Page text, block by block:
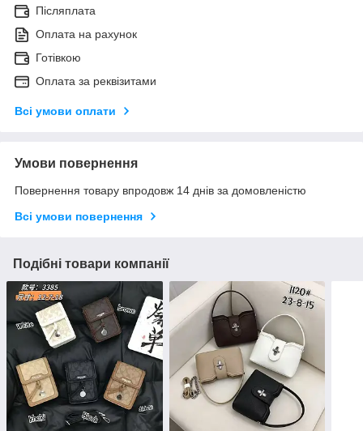
Післяплата
Оплата на рахунок
Готівкою
Оплата за реквізитами
Всі умови оплати
Умови повернення
Повернення товару впродовж 14 днів за домовленістю
Всі умови повернення
Подібні товари компанії